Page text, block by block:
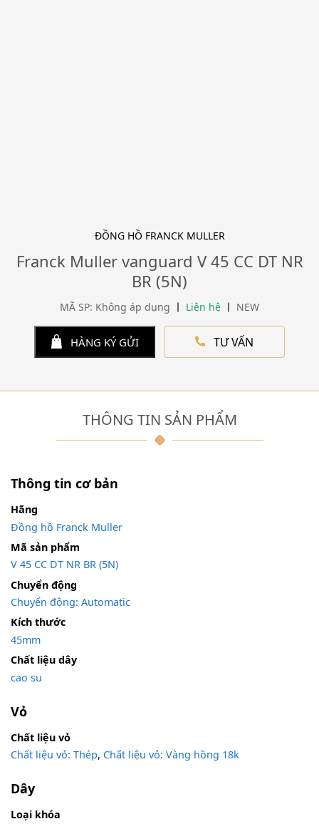
ĐỒNG HỒ FRANCK MULLER
Franck Muller vanguard V 45 CC DT NR
BR (5N)
MÃ SP: Không áp dụng Liên hệ NEW
HÀNG KÝ GỬI TƯ VẤN
THÔNG TIN SẢN PHẨM
Thông tin cơ bản
Hãng
Đồng hồ Franck Muller
Mã sản phẩm
V 45 CC DT NR BR (5N)
Chuyển động
Chuyển động: Automatic
Kích thước
45mm
Chất liệu dây
cao su
Vỏ
Chất liệu vỏ
Chất liệu vỏ: Thép, Chất liệu vỏ: Vàng hồng 18k
Dây
Loại khóa